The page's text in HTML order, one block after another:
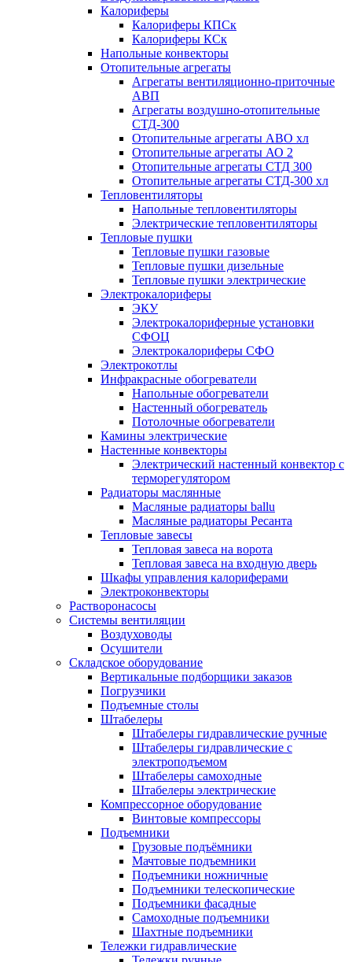
Калориферы
Калориферы КПСк
Калориферы КСк
Напольные конвекторы
Отопительные агрегаты
Агрегаты вентиляционно-приточные
АВП
Агрегаты воздушно-отопительные
СТД-300
Отопительные агрегаты АВО хл
Отопительные агрегаты АО 2
Отопительные агрегаты СТД 300
Отопительные агрегаты СТД-300 хл
Тепловентиляторы
Напольные тепловентиляторы
Электрические тепловентиляторы
Тепловые пушки
Тепловые пушки газовые
Тепловые пушки дизельные
Тепловые пушки электрические
Электрокалориферы
ЭКУ
Электрокалориферные установки
СФОЦ
Электрокалориферы СФО
Электрокотлы
Инфракрасные обогреватели
Напольные обогреватели
Настенный обогреватель
Потолочные обогреватели
Камины электрические
Настенные конвекторы
Электрический настенный конвектор с
терморегулятором
Радиаторы маслянные
Масляные радиаторы ballu
Масляные радиаторы Ресанта
Тепловые завесы
Тепловая завеса на ворота
Тепловая завеса на входную дверь
Шкафы управления калориферами
Электроконвекторы
Растворонасосы
Системы вентиляции
Воздуховоды
Осушители
Складское оборудование
Вертикальные подборщики заказов
Погрузчики
Подъемные столы
Штабелеры
Штабелеры гидравлические ручные
Штабелеры гидравлические с
электроподъемом
Штабелеры самоходные
Штабелеры электрические
Компрессорное оборудование
Винтовые компрессоры
Подъемники
Грузовые подъёмники
Мачтовые подъемники
Подъемники ножничные
Подъемники телескопические
Подъемники фасадные
Самоходные подъемники
Шахтные подъемники
Тележки гидравлические